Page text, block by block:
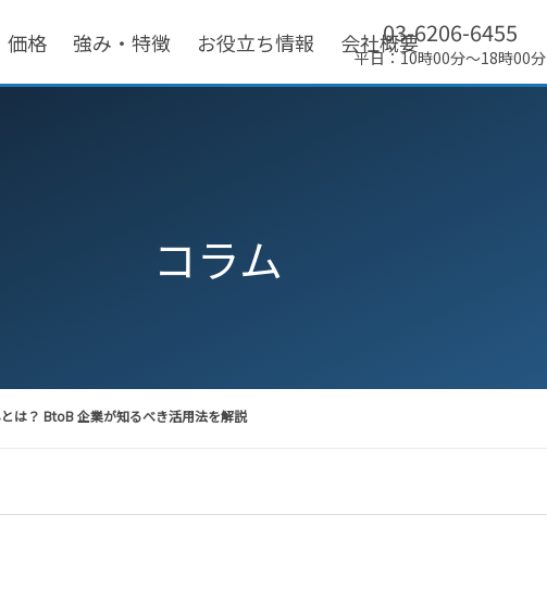
価格 強み・特徴 お役立ち情報 会社概要03-6206-6455
平日：10時00分～18時00分
コラム
は？ BtoB 企業が知るべき活用法を解説